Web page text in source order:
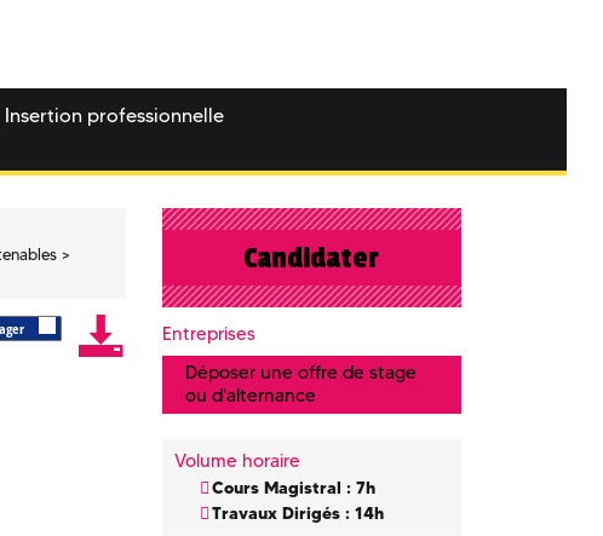
Insertion professionnelle
Candidater
Entreprises
Déposer une offre de stage
ou d'alternance
Volume horaire
Cours Magistral : 7h
Travaux Dirigés : 14h